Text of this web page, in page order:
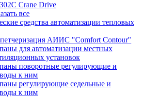
Crane Drive
все
средства автоматизации тепловых
АИИС "Comfort Contour"
для автоматизации местных
установок
поворотные регулирующие и
к ним
регулирующие седельные и
к ним